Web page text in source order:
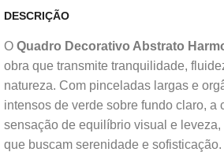
DESCRIÇÃO
O Quadro Decorativo Abstrato
obra que transmite tranquilidade,
natureza. Com pinceladas largas e
intensos de verde sobre fundo claro, a
sensação de equilíbrio visual e
que buscam serenidade e sofisticação.